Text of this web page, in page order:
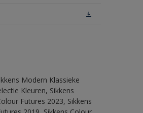
Modern Klassieke
Kleuren, Sikkens
Futures 2023, Sikkens